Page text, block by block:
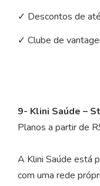
✓ Descontos de
✓ Clube de
9- Klini Saúde –
Planos a partir de
A Klini Saúde está
com uma rede